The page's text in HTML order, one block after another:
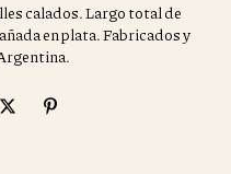
calados. Largo total de
en plata. Fabricados y